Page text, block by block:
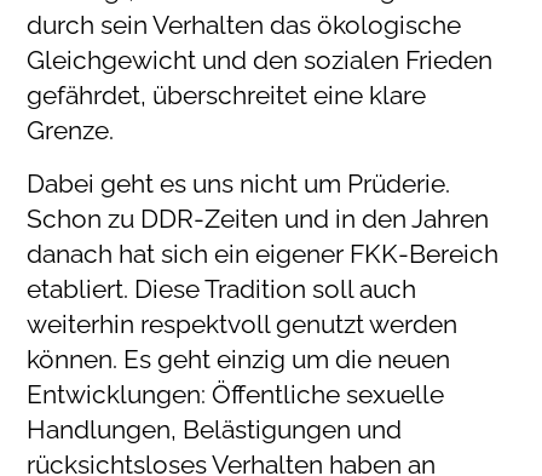
durch sein Verhalten das ökologische
Gleichgewicht und den sozialen Frieden
gefährdet, überschreitet eine klare
Grenze.
Dabei geht es uns nicht um Prüderie.
Schon zu DDR-Zeiten und in den Jahren
danach hat sich ein eigener FKK-Bereich
etabliert. Diese Tradition soll auch
weiterhin respektvoll genutzt werden
können. Es geht einzig um die neuen
Entwicklungen: Öffentliche sexuelle
Handlungen, Belästigungen und
rücksichtsloses Verhalten haben an